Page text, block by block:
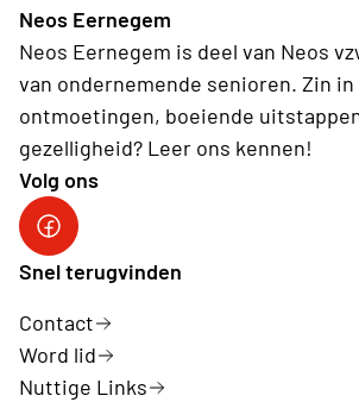
Neos Eernegem
Neos Eernegem is deel van Neos
van ondernemende senioren. Zin
ontmoetingen, boeiende
gezelligheid? Leer ons kennen!
Volg ons
Snel terugvinden
Contact
Word lid
Nuttige Links